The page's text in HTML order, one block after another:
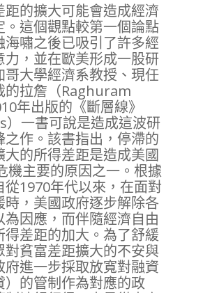
距的擴大可能會造成經濟
。這個觀點較第一個論點
海嘯之後已吸引了許多經
力，並在歐美形成一股研
哥大學經濟系教授、現任
的拉詹（Raghuram
年出版的《斷層線》
）一書可說是造成這波研
之作。該書指出，停滯的
大的所得差距是造成美國
機主要的原因之一。根據
從1970年代以來，在面對
時，美國政府逐步解除各
因應，而伴隨經濟自由
得差距的加大。為了舒緩
對貧富差距擴大的不安與
府進一步採取放寬對融資
）的管制作為對應的政